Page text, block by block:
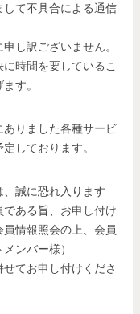
て不具合による通信
し訳ございません。
時間を要しているこ
す。
りました各種サービ
しております。
誠に恐れ入ります
ある旨、お申し付け
情報照会の上、会員
ンバー様）
てお申し付けくださ